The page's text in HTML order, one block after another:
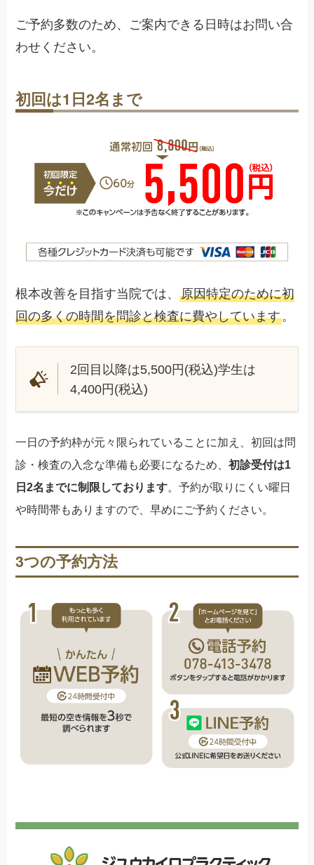
ご予約多数のため、ご案内できる日時はお問い合
わせください。
初回は1日2名まで
根本改善を目指す当院では、原因特定のために初
回の多くの時間を問診と検査に費やしています。
2回目以降は5,500円(税込)学生は
4,400円(税込)
一日の予約枠が元々限られていることに加え、初回は問
診・検査の入念な準備も必要になるため、初診受付は1
日2名までに制限しております。予約が取りにくい曜日
や時間帯もありますので、早めにご予約ください。
3つの予約方法